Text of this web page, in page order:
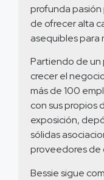
profunda pasión
de ofrecer alta
asequibles para
Partiendo de un
crecer el
más de 100
con sus propios
exposición,
sólidas
proveedores de
Bessie sigue